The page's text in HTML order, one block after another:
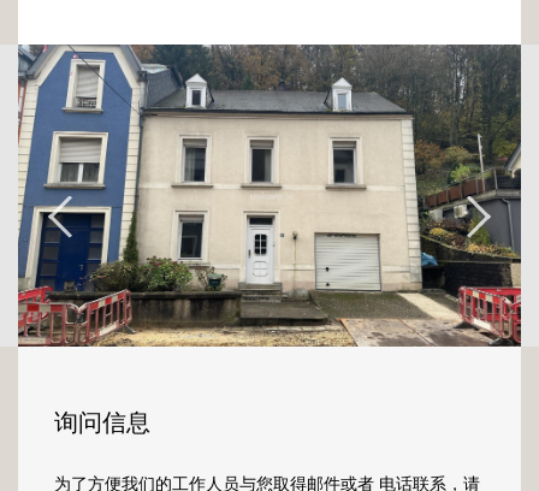
Sur un terrain de 6,93 ares cette maison libre
de trois cotés vous charmera dès l'entrée par
ses matériaux d'époque : faïences colorées
sur les murs, au sol damiers noirs et blancs et
sublimes carreaux de ciment (de style
carosim), escalier en chêne etc. Un hall
dessert la cuisine et le salon séjour. Une salle
de bains complète ce niveau.
Pour accéder à l'étage, vous emprunterez le
niveau.
la possibilité d'aménager 2 chambres ou un
询问信息
为了方便我们的工作人员与您取得邮件或者 电话联系，请